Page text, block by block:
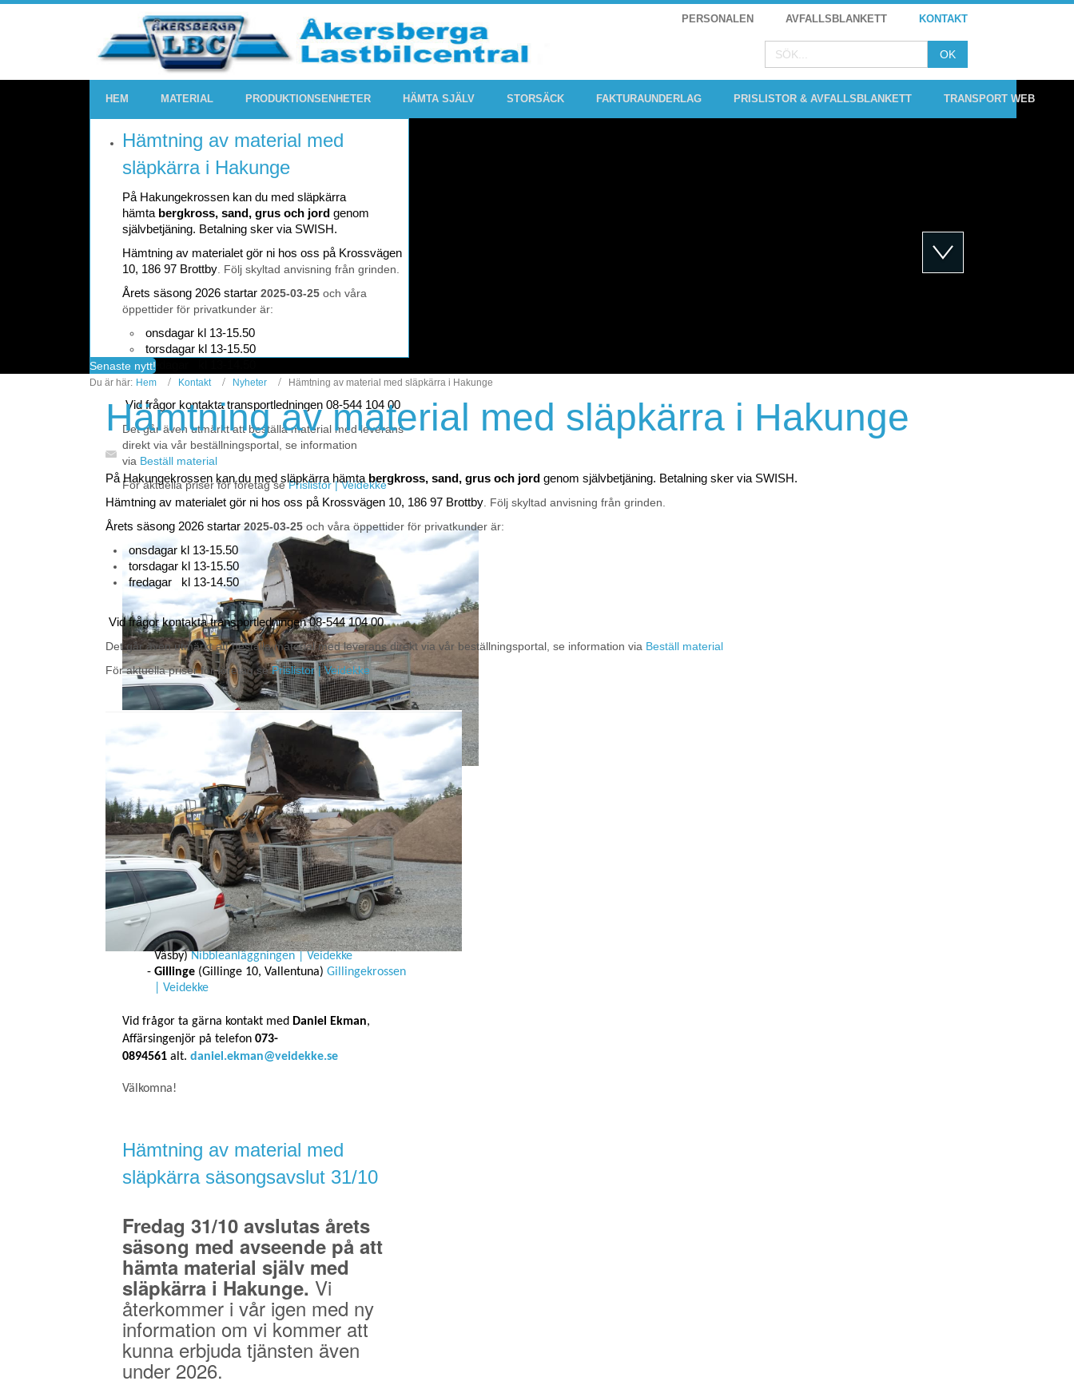
PERSONALEN AVFALLSBLANKETT KONTAKT
HEM MATERIAL PRODUKTIONSENHETER HÄMTA SJÄLV STORSÄCK FAKTURAUNDERLAG PRISLISTOR & AVFALLSBLANKETT TRANSPORT WEB
Hämtning av material med
släpkärra i Hakunge
På Hakungekrossen kan du med släpkärra
hämta bergkross, sand, grus och jord genom
självbetjäning. Betalning sker via SWISH.
Hämtning av materialet gör ni hos oss på Krossvägen
10, 186 97 Brottby . Följ skyltad anvisning från grinden.
Årets säsong 2026 startar 2025-03-25 och våra
öppettider för privatkunder är:
onsdagar kl 13-15.50
torsdagar kl 13-15.50
fredagar kl 13-14.50
Vid frågor kontakta transportledningen 08-544 104 00
Det går även utmärkt att beställa material med leverans
direkt via vår beställningsportal, se information
via Beställ material
För aktuella priser för företag sePrislistor | Veidekke
Möjlighet till tippning av
snömassor
Veidekke Industri har tillstånd att ta emot snö på
följande anläggningar:
Almnäs
(Södertälje Tveta-Valsta 4:1,
Almnäsanläggningen | Veidekke
Nibble(Vallentunavägen 113, Upplands-
Väsby) Nibbleanläggningen | Veidekke
Gillinge (Gillinge 10, Vallentuna) Gillingekrossen
| Veidekke
Vid frågor ta gärna kontakt med Daniel Ekman,
Affärsingenjör på telefon 073-
0894561 alt. daniel.ekman@veidekke.se
Välkomna!
Hämtning av material med
släpkärra säsongsavslut 31/10
Fredag 31/10 avslutas årets
säsong med avseende på att
hämta material själv med
släpkärra i Hakunge. Vi
återkommer i vår igen med ny
information om vi kommer att
kunna erbjuda tjänsten även
under 2026.
Senaste nytt!
Du är här: Hem Kontakt Nyheter Hämtning av material med släpkärra i Hakunge
Hämtning av material med släpkärra i Hakunge
På Hakungekrossen kan du med släpkärra hämta bergkross, sand, grus och jord genom självbetjäning. Betalning sker via SWISH.
Hämtning av materialet gör ni hos oss på Krossvägen 10, 186 97 Brottby . Följ skyltad anvisning från grinden.
Årets säsong 2026 startar2025-03-25 och våra öppettider för privatkunder är:
onsdagar kl 13-15.50
torsdagar kl 13-15.50
fredagar kl 13-14.50
Vid frågor kontakta transportledningen 08-544 104 00
Det går även utmärkt att beställa material med leverans direkt via vår beställningsportal, se information via Beställ material
För aktuella priser för företag sePrislistor | Veidekke